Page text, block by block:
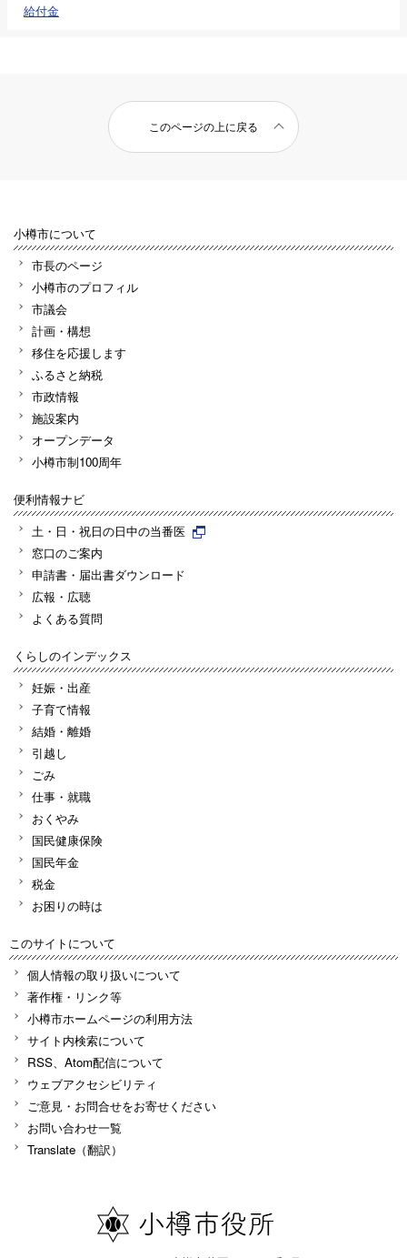
給付金
このページの上に戻る
小樽市について
市長のページ
小樽市のプロフィル
市議会
計画・構想
移住を応援します
ふるさと納税
市政情報
施設案内
オープンデータ
小樽市制100周年
便利情報ナビ
土・日・祝日の日中の当番医
窓口のご案内
申請書・届出書ダウンロード
広報・広聴
よくある質問
くらしのインデックス
妊娠・出産
子育て情報
結婚・離婚
引越し
ごみ
仕事・就職
おくやみ
国民健康保険
国民年金
税金
お困りの時は
このサイトについて
個人情報の取り扱いについて
著作権・リンク等
小樽市ホームページの利用方法
サイト内検索について
RSS、Atom配信について
ウェブアクセシビリティ
ご意見・お問合せをお寄せください
お問い合わせ一覧
Translate（翻訳）